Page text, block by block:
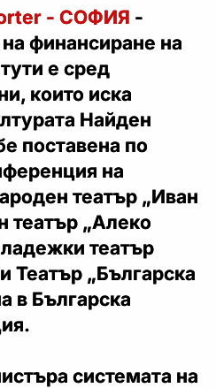
- СОФИЯ -
финансиране на
е сред
които иска
Найден
поставена по
на
театър „Иван
театър „Алеко
театър
Театър „Българска
в Българска
системата на